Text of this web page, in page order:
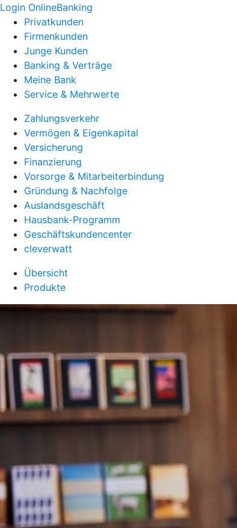
Login OnlineBanking
Privatkunden
Firmenkunden
Junge Kunden
Banking & Verträge
Meine Bank
Service & Mehrwerte
Zahlungsverkehr
Vermögen & Eigenkapital
Versicherung
Finanzierung
Vorsorge & Mitarbeiterbindung
Gründung & Nachfolge
Auslandsgeschäft
Hausbank-Programm
Geschäftskundencenter
cleverwatt
Übersicht
Produkte